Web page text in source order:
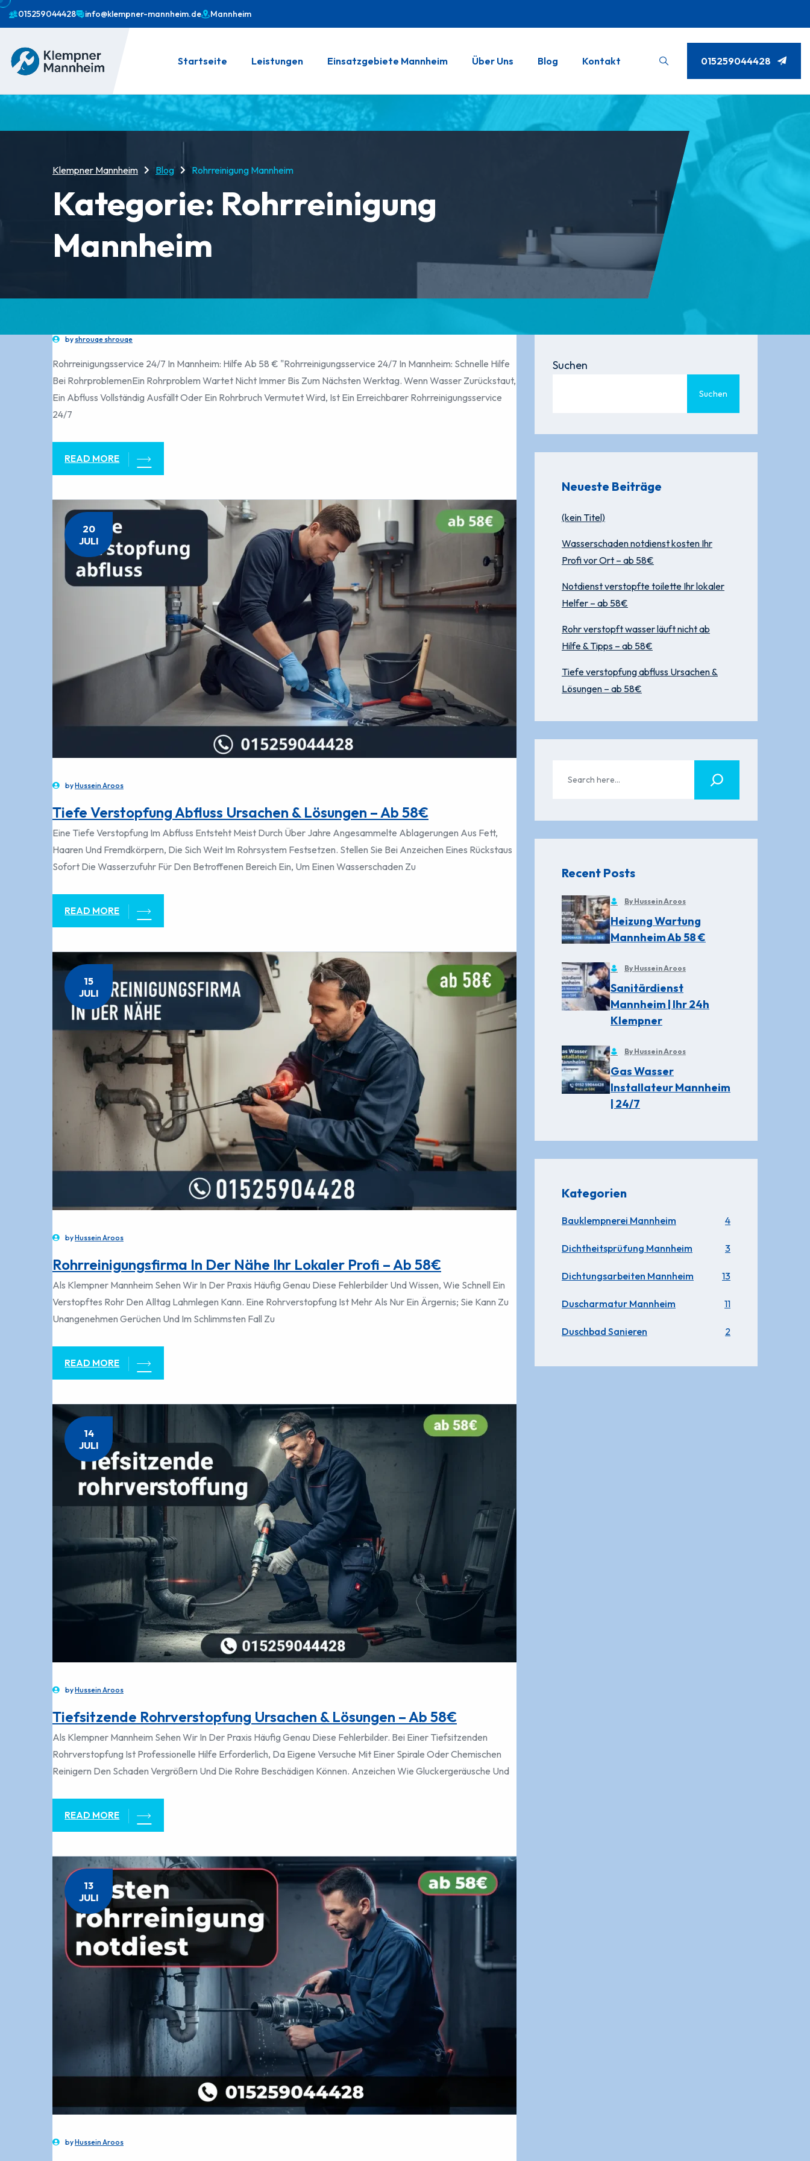
015259044428 info@klempner-mannheim.de Mannheim
Startseite Leistungen Einsatzgebiete Mannheim Über Uns Blog Kontakt 015259044428
Klempner Mannheim Blog Rohrreinigung Mannheim
Kategorie: Rohrreinigung
Mannheim
by shrouqe shrouqe
Rohrreinigungsservice 24/7 In Mannheim: Hilfe Ab 58 € "Rohrreinigungsservice 24/7 In Mannheim: Schnelle Hilfe
Bei RohrproblemenEin Rohrproblem Wartet Nicht Immer Bis Zum Nächsten Werktag. Wenn Wasser Zurückstaut,
Ein Abfluss Vollständig Ausfällt Oder Ein Rohrbruch Vermutet Wird, Ist Ein Erreichbarer Rohrreinigungsservice
24/7
READ MORE
20
JULI
byHussein Aroos
Tiefe Verstopfung Abfluss Ursachen & Lösungen – Ab 58€
Eine Tiefe Verstopfung Im Abfluss Entsteht Meist Durch Über Jahre Angesammelte Ablagerungen Aus Fett,
Haaren Und Fremdkörpern, Die Sich Weit Im Rohrsystem Festsetzen. Stellen Sie Bei Anzeichen Eines Rückstaus
Sofort Die Wasserzufuhr Für Den Betroffenen Bereich Ein, Um Einen Wasserschaden Zu
READ MORE
15
JULI
byHussein Aroos
Rohrreinigungsfirma In Der Nähe Ihr Lokaler Profi – Ab 58€
Als Klempner Mannheim Sehen Wir In Der Praxis Häufig Genau Diese Fehlerbilder Und Wissen, Wie Schnell Ein
Verstopftes Rohr Den Alltag Lahmlegen Kann. Eine Rohrverstopfung Ist Mehr Als Nur Ein Ärgernis; Sie Kann Zu
Unangenehmen Gerüchen Und Im Schlimmsten Fall Zu
READ MORE
14
JULI
byHussein Aroos
Tiefsitzende Rohrverstopfung Ursachen & Lösungen – Ab 58€
Als Klempner Mannheim Sehen Wir In Der Praxis Häufig Genau Diese Fehlerbilder. Bei Einer Tiefsitzenden
Rohrverstopfung Ist Professionelle Hilfe Erforderlich, Da Eigene Versuche Mit Einer Spirale Oder Chemischen
Reinigern Den Schaden Vergrößern Und Die Rohre Beschädigen Können. Anzeichen Wie Gluckergeräusche Und
READ MORE
13
JULI
byHussein Aroos
Suchen
Suchen
Neueste Beiträge
(kein Titel)
Wasserschaden notdienst kosten Ihr
Profi vor Ort – ab 58€
Notdienst verstopfte toilette Ihr lokaler
Helfer – ab 58€
Rohr verstopft wasser läuft nicht ab
Hilfe & Tipps – ab 58€
Tiefe verstopfung abfluss Ursachen &
Lösungen – ab 58€
Recent Posts
By Hussein Aroos
Heizung Wartung
Mannheim Ab 58 €
By Hussein Aroos
Sanitärdienst
Mannheim | Ihr 24h
Klempner
By Hussein Aroos
Gas Wasser
Installateur Mannheim
| 24/7
Kategorien
Bauklempnerei Mannheim 4
Dichtheitsprüfung Mannheim 3
Dichtungsarbeiten Mannheim 13
Duscharmatur Mannheim 11
Duschbad Sanieren 2